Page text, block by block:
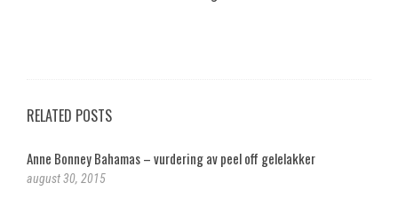
RELATED POSTS
Anne Bonney Bahamas – vurdering av peel off gelelakker
august 30, 2015